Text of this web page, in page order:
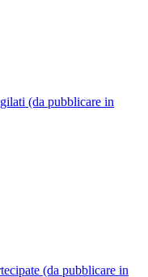
(da pubblicare in
(da pubblicare in